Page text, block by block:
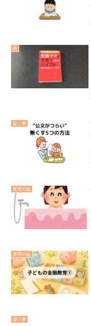
本
習い事
育児の話
育児の話
習い事